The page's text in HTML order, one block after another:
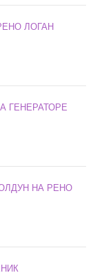
ЛОГАН
ГЕНЕРАТОРЕ
НА РЕНО